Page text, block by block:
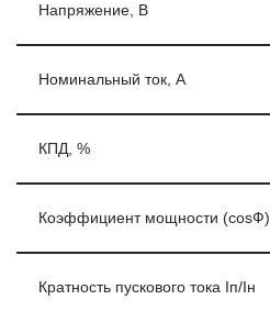
Напряжение, В
Номинальный ток, А
КПД, %
Коэффициент мощности (cosФ)
Кратность пускового тока Iп/Iн